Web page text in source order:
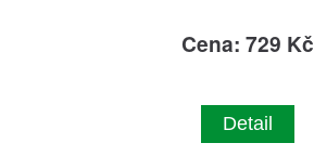
Cena: 729 Kč
Detail